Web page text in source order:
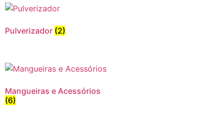
Pulverizador (2)
Mangueiras e Acessórios
(6)